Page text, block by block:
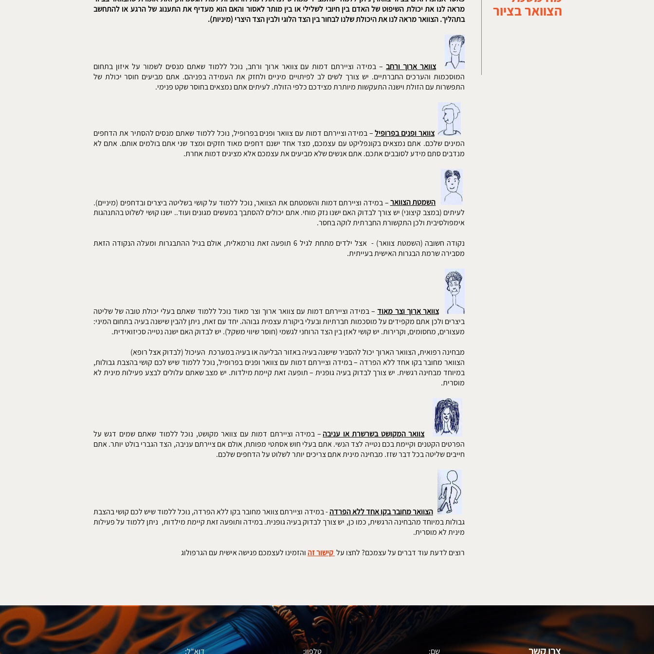
הצוואר בציור
מראה לנו את יכולת השיפוט של האדם בין חיובי לשלילי או בין מותר לאסור והאם הוא מעדיף את התענוג של הרגע או להתחשב
בתהליך. הצוואר מראה לנו את היכולת שלנו לבחור בין הצד הלוגי ולבין הצד היצרי (מיניות).
צוואר ארוך ורחב– במידה וציירתם דמות עם צוואר ארוך ורחב, נוכל ללמוד שאתם מנסים לשמור על איזון בתחום
המוסכמות והערכים החברתיים. יש צורך לשים לב לפיתויים מיניים ולחזק את העמידה בפניהם. אתם מביעים חוסר יכולת של
התפשרות עם הזולת וישנה התעקשות מיותרת מצידכם כלפי הזולת. לעיתים אתם נמצאים בחוסר שקט פנימי.
צוואר ופנים בפרופיל– במידה וציירתם דמות עם צוואר ופנים בפרופיל, נוכל ללמוד שאתם מנסים להסתיר את הדחפים
המינים שלכם. אתם נמצאים בקונפליקט עם עצמכם, מצד אחד ישנם דחפים מאוד חזקים ומצד שני אתם בולמים אותם. אתם לא
מנדבים סתם מידע לסובבים אתכם. אתם אנשים שלא מביעים את עצמכם אלא מציגים דמות אחרת.
השמטת הצוואר– במידה וציירתם דמות והשמטתם את הצוואר, נוכל ללמוד על קושי בשליטה ביצרים ובדחפים (מיניים).
לעיתים (במצב קיצוני) יש צורך לבדוק האם ישנו נזק מוחי. אתם יכולים להסתבך במעשים מגונים ועוד.. ישנו קושי לשלוט בהתנהגות
אימפולסיבית ולכן התקשורת החברתית לוקה בחסר.
נקודה חשובה (השמטת צוואר) - אצל ילדים מתחת לגיל 6 תופעה זאת נורמאלית, אולם בגיל ההתבגרות ומעלה הנקודה הזאת
מסבירה שרמת הבגרות האישית בעייתית.
צוואר ארוך וצר מאוד– במידה וציירתם דמות עם צוואר ארוך וצר מאוד נוכל ללמוד שאתם בעלי יכולת טובה של שליטה
ביצרים ולכן אתם מקפידים על מוסכמות חברתיות ובעלי ביקורת עצמית גבוהה. יחד עם זאת, ניתן להבין שישנה בעיה בתחום המיני:
מעצורים, מחסומים, וקרירות. יש קושי לאזן בין הצד הרוחני לגשמי (חוסר שיווי משקל). יש לבדוק האם ישנה נטייה סכיזואידית.
מבחינה רפואית, הצוואר הארוך יכול להסביר שישנה בעיה באזור הבליעה או בעיה במערכת העיכול (לבדוק אצל רופא)
הצוואר מחובר בקו אחד ללא הפרדה – במידה וציירתם דמות עם צוואר ופנים בפרופיל, נוכל ללמוד שיש לכם קושי בהצבת גבולות,
במיוחד מבחינה רגשית. יש צורך לבדוק בעיה גופנית – תופעה זאת קיימת מילדות. יש מצב שאתם עלולים לבצע פעילות מינית לא
מוסרית.
צוואר המקושט בשרשרת או עניבה – במידה וציירתם דמות עם צוואר מקושט, נוכל ללמוד שאתם שמים דגש על
הפרטים הקטנים וקיימת בכם נטייה לצד הנשי. אתם בעלי חוש אסתטי מפותח, אולם אם ציירתם עניבה, הצד הגברי בולט יותר. אתם
חייבים שליטה בכל דבר שזז. מבחינה מינית אתם צריכים יותר לשלוט על הדחפים שלכם.
הצוואר מחובר בקו אחד ללא הפרדה- במידה וציירתם צוואר מחובר בקו ללא הפרדה, נוכל ללמוד שיש לכם קושי בהצבת
גבולות במיוחד מהבחינה הרגשית, כמו כן, יש צורך לבדוק בעיה גופנית. במידה ותופעה זאת קיימת מילדות, ניתן ללמוד על פעילות
מינית לא מוסרית.
רוצים לדעת עוד דברים על עצמכם? לחצו על קישור זה והזמינו לעצמכם פגישה אישית עם הגרפולוג
שם: טלפון: דוא"ל: ​צרו קשר